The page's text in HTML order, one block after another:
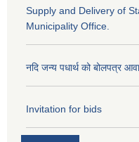
Supply and Delivery of
Municipality Office.
नदि जन्य पधार्थ को बोलपत्र
Invitation for bids